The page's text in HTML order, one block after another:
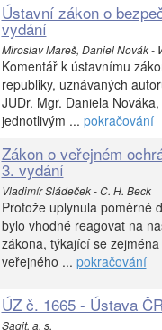
Ústavní zákon o
vydání
Miroslav Mareš, Daniel Novák -
Komentář k ústavnímu
republiky, uznávaných
JUDr. Mgr. Daniela
jednotlivým ... pokračování
Zákon o veřejném
3. vydání
Vladimír Sládeček - C. H. Beck
Protože uplynula poměrné
bylo vhodné reagovat na
zákona, týkající se
veřejného ... pokračování
ÚZ č. 1665 - Ústava
Sagit, a. s.